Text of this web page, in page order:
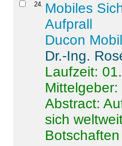
24. Mobiles
Aufprall
Ducon
Dr.-Ing.
Laufzeit:
Abstract:
sich